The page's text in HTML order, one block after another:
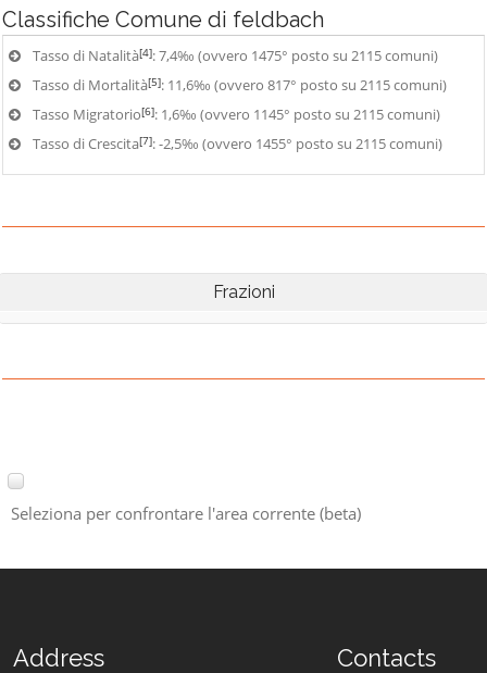
Classifiche Comune di feldbach
Tasso di Natalità[4]: 7,4‰ (ovvero 1475° posto su 2115 comuni)
Tasso di Mortalità[5]: 11,6‰ (ovvero 817° posto su 2115 comuni)
Tasso Migratorio[6]: 1,6‰ (ovvero 1145° posto su 2115 comuni)
Tasso di Crescita[7]: -2,5‰ (ovvero 1455° posto su 2115 comuni)
Frazioni
Seleziona per confrontare l'area corrente (beta)
Address Contacts